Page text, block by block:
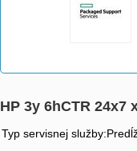
HP 3y 6hCTR 24x7
Typ servisnej